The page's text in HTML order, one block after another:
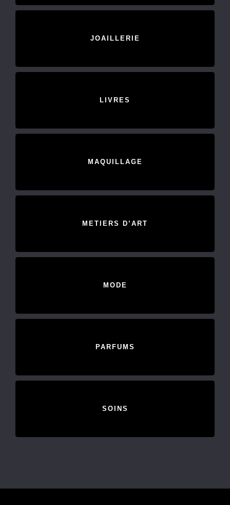
JOAILLERIE
LIVRES
MAQUILLAGE
METIERS D’ART
MODE
PARFUMS
SOINS